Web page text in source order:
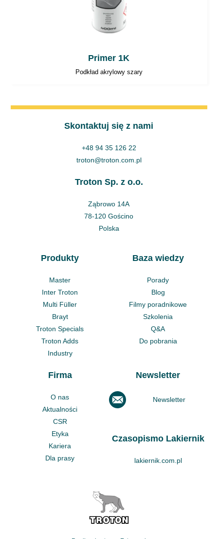
Primer 1K
Podkład akrylowy szary
Skontaktuj się z nami
+48 94 35 126 22
troton@troton.com.pl
Troton Sp. z o.o.
Ząbrowo 14A
78-120 Gościno
Polska
Produkty
Master
Inter Troton
Multi Füller
Brayt
Troton Specials
Troton Adds
Industry
Baza wiedzy
Porady
Blog
Filmy poradnikowe
Szkolenia
Q&A
Do pobrania
Firma
O nas
Aktualności
CSR
Etyka
Kariera
Dla prasy
Newsletter
Newsletter
Czasopismo Lakiernik
lakiernik.com.pl